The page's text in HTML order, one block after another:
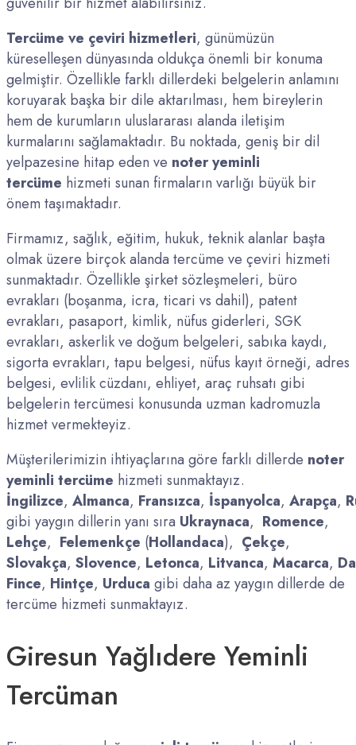
Tercüme ve çeviri hizmetleri, günümüzün
küreselleşen dünyasında oldukça önemli bir konuma
gelmiştir. Özellikle farklı dillerdeki belgelerin anlamını
koruyarak başka bir dile aktarılması, hem bireylerin
hem de kurumların uluslararası alanda iletişim
kurmalarını sağlamaktadır. Bu noktada, geniş bir dil
yelpazesine hitap eden ve noter yeminli
tercüme hizmeti sunan firmaların varlığı büyük bir
önem taşımaktadır.
Firmamız, sağlık, eğitim, hukuk, teknik alanlar başta
olmak üzere birçok alanda tercüme ve çeviri hizmeti
sunmaktadır. Özellikle şirket sözleşmeleri, büro
evrakları (boşanma, icra, ticari vs dahil), patent
evrakları, pasaport, kimlik, nüfus giderleri, SGK
evrakları, askerlik ve doğum belgeleri, sabıka kaydı,
sigorta evrakları, tapu belgesi, nüfus kayıt örneği, adres
belgesi, evlilik cüzdanı, ehliyet, araç ruhsatı gibi
belgelerin tercümesi konusunda uzman kadromuzla
hizmet vermekteyiz.
Müşterilerimizin ihtiyaçlarına göre farklı dillerde noter
yeminli tercüme hizmeti sunmaktayız.
İngilizce, Almanca, Fransızca, İspanyolca, Arapça,
gibi yaygın dillerin yanı sıra Ukraynaca, Romence,
Lehçe, Felemenkçe (Hollandaca), Çekçe,
Slovakça, Slovence, Letonca, Litvanca, Macarca,
Fince, Hintçe, Urduca gibi daha az yaygın dillerde de
tercüme hizmeti sunmaktayız.
Giresun Yağlıdere Yeminli
Tercüman